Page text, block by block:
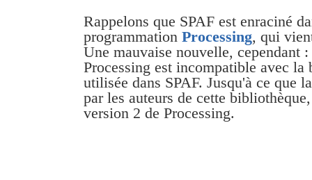
Rappelons que SPAF est enraciné
programmation Processing, qui
Une mauvaise nouvelle, cependant
Processing est incompatible avec
utilisée dans SPAF. Jusqu'à ce que
par les auteurs de cette
version 2 de Processing.